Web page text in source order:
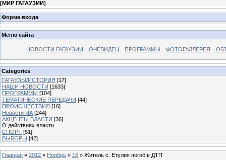
[МИР ГАГАУЗИИ]
Форма входа
Меню сайта
НОВОСТИ ГАГАУЗИИ ОЧЕВИДЕЦ ПРОГРАММЫ ФОТОГАЛЛЕРЕЯ
Categories
ГАГАУЗЫ/ИСТОРИЯ [17]
НАШИ НОВОСТИ [1633]
ПРОГРАММЫ [104]
ТЕМАТИЧЕСКИЕ ПЕРЕДАЧИ [44]
ПРОИСШЕСТВИЯ [16]
Новости ИА [244]
АКЦЕНТЫ ВЛАСТИ [36]
О действиях власти.
СПОРТ [51]
ВЫБОРЫ [42]
Главная » 2012 » Ноябрь » 16 » Житель с. Етулия погиб в ДТП